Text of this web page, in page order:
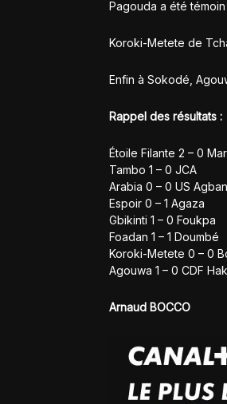
Pagouda a été
Koroki-Metete de
Enfin à Sokodé,
Rappel des résultats :
Étoile Filante 2 – 0
Tambo 1 – 0 JCA
Arabia 0 – 0 US
Espoir 0 – 1 Agaza
Gbikinti 1 – 0 Foukpa
Foadan 1 – 1 Doumbé
Koroki-Metete 0 – 0
Agouwa 1 – 0 CDF
Arnaud BOCCO